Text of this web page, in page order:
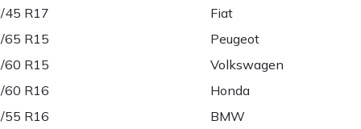
45 R17
65 R15
60 R15
60 R16
55 R16
Fiat
Peugeot
Volkswagen
Honda
BMW